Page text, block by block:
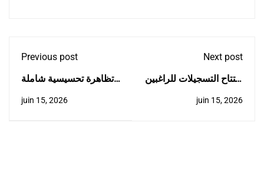
Previous post
تظاهرة تحسيسية شاملة
ومكافحة المخدرات
juin 15, 2026
Next post
افتتاح التسجيلات للراغبين
الوطنية العليا للري
juin 15, 2026